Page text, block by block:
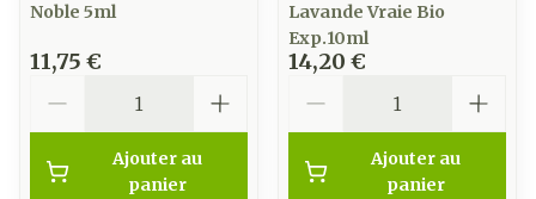
Noble 5ml
11,75 €
Ajouter au
panier
Lavande Vraie Bio
Exp.10ml
14,20 €
Ajouter au
panier